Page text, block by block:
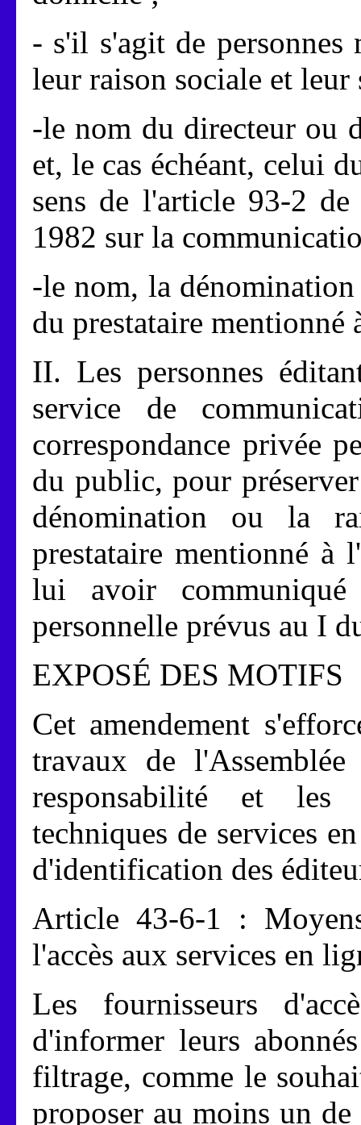
- s'il s'agit de personnes
leur raison sociale et leur
-le nom du directeur ou
et, le cas échéant, celui
sens de l'article 93-2
1982 sur la
-le nom, la
du prestataire
II. Les personnes
service de
correspondance privée
du public, pour
dénomination ou la
prestataire mentionné à
lui avoir communiqué
personnelle prévus au I
EXPOSÉ DES MOTIFS
Cet amendement
travaux de
responsabilité et les
techniques de services
d'identification des
Article 43-6-1 :
l'accès aux services en
Les fournisseurs
d'informer leurs
filtrage, comme le
proposer au moins un